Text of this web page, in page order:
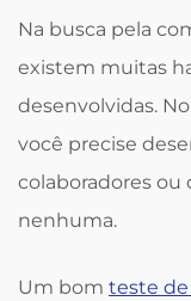
Na busca pela
existem muitas
desenvolvidas.
você precise
colaboradores
nenhuma.
Um bom teste